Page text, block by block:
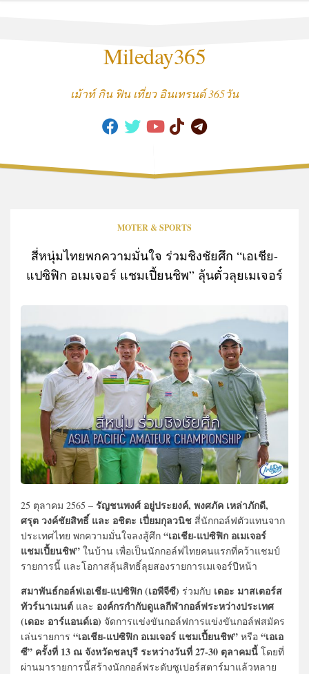
Mileday365
เม้าท์ กิน ฟิน เที่ยว อินเทรนด์ 365วัน
MOTER & SPORTS
สี่หนุ่มไทยพกความมั่นใจ ร่วมชิงชัยศึก “เอเชีย-
แปซิฟิก อเมเจอร์ แชมเปี้ยนชิพ” ลุ้นตั๋วลุยเมเจอร์
25 ตุลาคม 2565 – รัญชนพงศ์ อยู่ประยงค์, พงศภัค เหล่าภักดี,
ศรุต วงค์ชัยสิทธิ์ และ อชิตะ เปี่ยมกุลวนิช สี่นักกอล์ฟตัวแทนจาก
ประเทศไทย พกความมั่นใจลงสู้ศึก “เอเชีย-แปซิฟิก อเมเจอร์
แชมเปี้ยนชิพ” ในบ้าน เพื่อเป็นนักกอล์ฟไทยคนแรกที่คว้าแชมป์
รายการนี้ และโอกาสลุ้นสิทธิ์ลุยสองรายการเมเจอร์ปีหน้า
สมาพันธ์กอล์ฟเอเชีย-แปซิฟิก (เอพีจีซี) ร่วมกับ เดอะ มาสเตอร์ส
ทัวร์นาเมนต์ และ องค์กรกำกับดูแลกีฬากอล์ฟระหว่างประเทศ
(เดอะ อาร์แอนด์เอ) จัดการแข่งขันกอล์ฟการแข่งขันกอล์ฟสมัคร
เล่นรายการ “เอเชีย-แปซิฟิก อเมเจอร์ แชมเปี้ยนชิพ” หรือ “เอเอ
ซี” ครั้งที่ 13 ณ จังหวัดชลบุรี ระหว่างวันที่ 27-30 ตุลาคมนี้ โดยที่
ผ่านมารายการนี้สร้างนักกอล์ฟระดับซูเปอร์สตาร์มาแล้วหลาย